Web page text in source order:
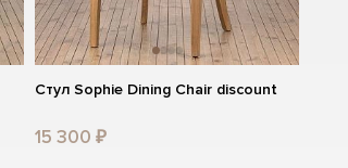
Стул Sophie Dining Chair discount
15 300 ₽